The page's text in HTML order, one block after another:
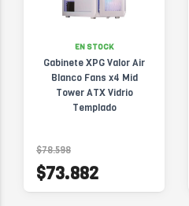
EN STOCK
Gabinete XPG Valor Air
Blanco Fans x4 Mid
Tower ATX Vidrio
Templado
$78.598
$73.882